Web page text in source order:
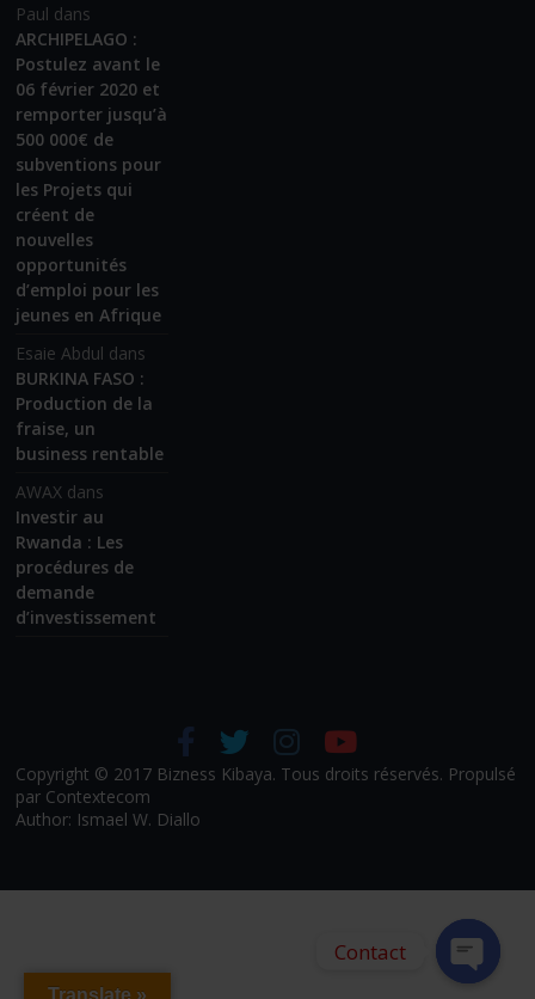
Paul dans
ARCHIPELAGO :
Postulez avant le
06 février 2020 et
remporter jusqu’à
500 000€ de
subventions pour
les Projets qui
créent de
nouvelles
opportunités
d’emploi pour les
jeunes en Afrique
Esaie Abdul dans
BURKINA FASO :
Production de la
fraise, un
business rentable
AWAX dans
Investir au
Rwanda : Les
procédures de
demande
d’investissement
Copyright © 2017 Bizness Kibaya. Tous droits réservés. Propulsé
par Contextecom
Author: Ismael W. Diallo
Translate »
Contact